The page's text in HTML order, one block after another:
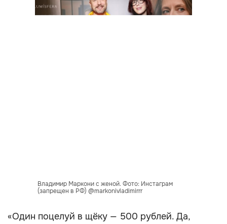
Владимир Маркони с женой. Фото: Инстаграм
(запрещен в РФ) @markonivladimirrr
«Один поцелуй в щёку — 500 рублей. Да,